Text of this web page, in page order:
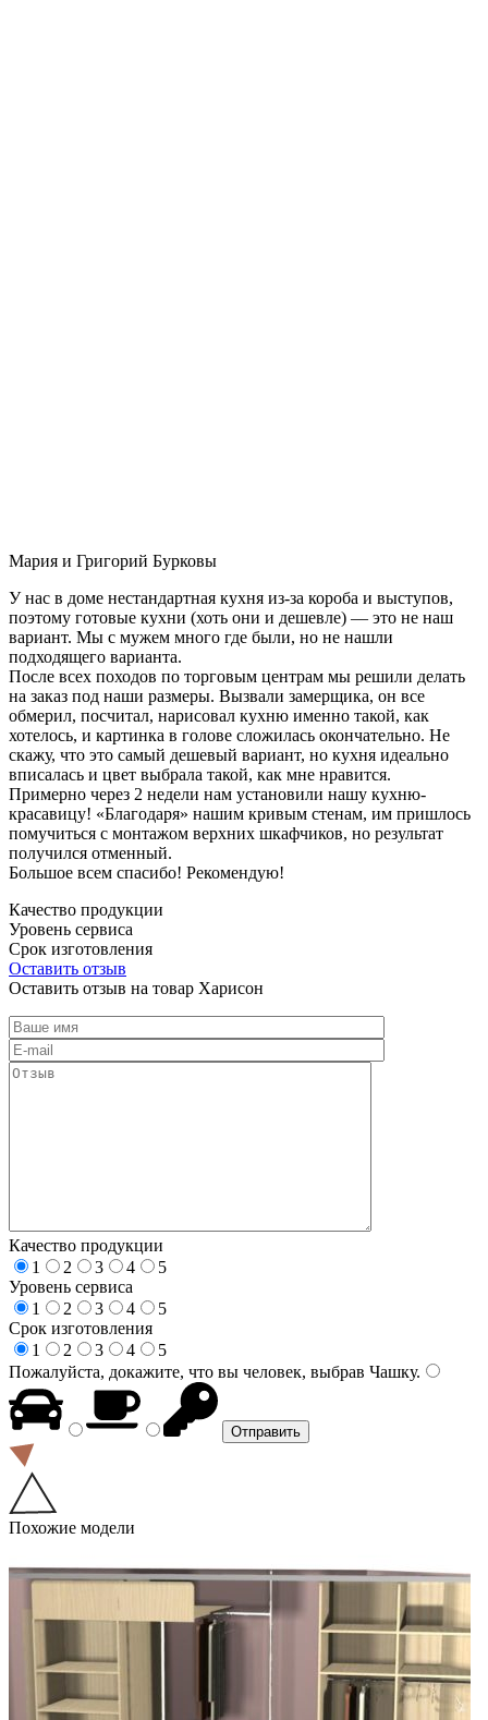
Мария и Григорий Бурковы
У нас в доме нестандартная кухня из-за короба и выступов,
поэтому готовые кухни (хоть они и дешевле) — это не наш
вариант. Мы с мужем много где были, но не нашли
подходящего варианта.
После всех походов по торговым центрам мы решили делать
на заказ под наши размеры. Вызвали замерщика, он все
обмерил, посчитал, нарисовал кухню именно такой, как
хотелось, и картинка в голове сложилась окончательно. Не
скажу, что это самый дешевый вариант, но кухня идеально
вписалась и цвет выбрала такой, как мне нравится.
Примерно через 2 недели нам установили нашу кухню-
красавицу! «Благодаря» нашим кривым стенам, им пришлось
помучиться с монтажом верхних шкафчиков, но результат
получился отменный.
Большое всем спасибо! Рекомендую!
Качество продукции
Уровень сервиса
Срок изготовления
Оставить отзыв
Оставить отзыв на товар Харисон
Качество продукции
1
2 3 4
5
Уровень сервиса
1
2 3 4
5
Срок изготовления
1
2 3 4
5
Пожалуйста, докажите, что вы человек, выбрав Чашку.
Похожие модели